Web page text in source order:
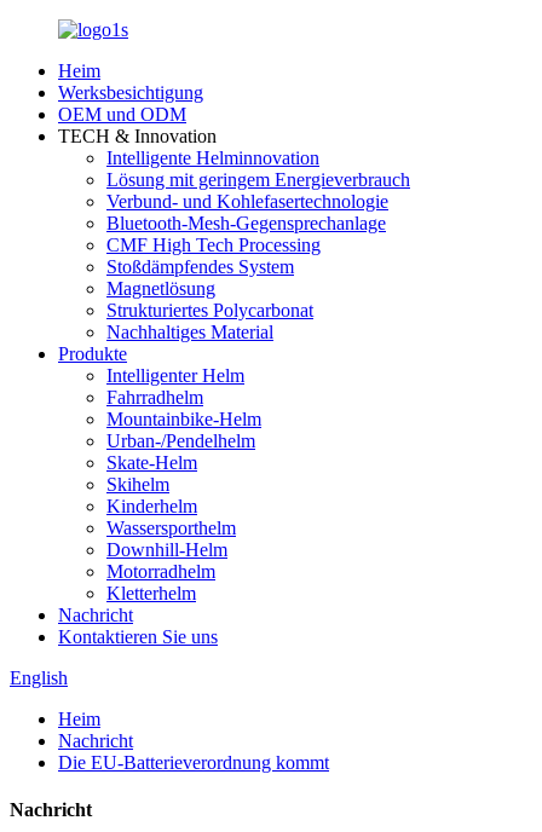
Heim
Werksbesichtigung
OEM und ODM
TECH & Innovation
Intelligente Helminnovation
Lösung mit geringem Energieverbrauch
Verbund- und Kohlefasertechnologie
Bluetooth-Mesh-Gegensprechanlage
CMF High Tech Processing
Stoßdämpfendes System
Magnetlösung
Strukturiertes Polycarbonat
Nachhaltiges Material
Produkte
Intelligenter Helm
Fahrradhelm
Mountainbike-Helm
Urban-/Pendelhelm
Skate-Helm
Skihelm
Kinderhelm
Wassersporthelm
Downhill-Helm
Motorradhelm
Kletterhelm
Nachricht
Kontaktieren Sie uns
English
Heim
Nachricht
Die EU-Batterieverordnung kommt
Nachricht